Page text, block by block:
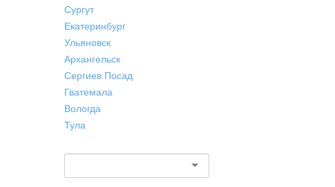
Сургут
Екатеринбург
Ульяновск
Архангельск
Сергиев Посад
Гватемала
Вологда
Тула